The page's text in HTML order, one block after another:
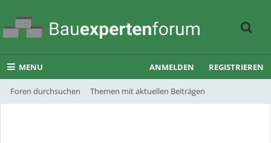
MENU
Foren durchsuchen Themen mit aktuellen Beiträgen
ANMELDEN REGISTRIEREN